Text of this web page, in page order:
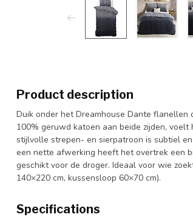
Product description
Duik onder het Dreamhouse Dante
100% geruwd katoen aan beide zijden,
stijlvolle strepen- en sierpatroon is subtiel
een nette afwerking heeft het overtrek een
geschikt voor de droger. Ideaal voor wie
140×220 cm, kussensloop 60×70 cm).
Specifications